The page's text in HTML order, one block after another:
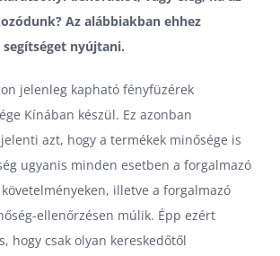
Az alábbiakban ehhez
nyújtani.
jelenleg kapható fényfüzérek
Kínában készül. Ez azonban
azt, hogy a termékek minősége is
ugyanis minden esetben a forgalmazó
illetve a forgalmazó
ellenőrzésen múlik. Épp ezért
hogy csak olyan kereskedőtől